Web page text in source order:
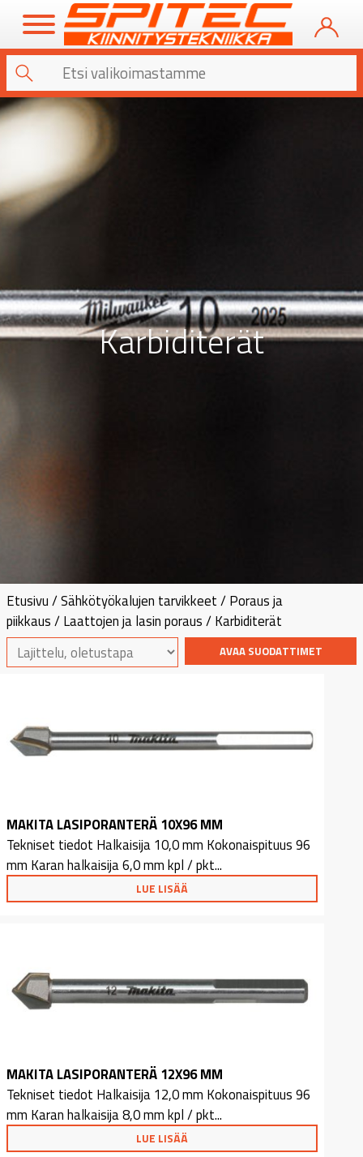
Karbiditerät
Etusivu /Sähkötyökalujen tarvikkeet / Poraus ja
piikkaus / Laattojen ja lasin poraus / Karbiditerät
AVAA SUODATTIMET
MAKITA LASIPORANTERÄ 10X96 MM
Tekniset tiedot Halkaisija 10,0 mm Kokonaispituus 96
mm Karan halkaisija 6,0 mm kpl / pkt...
LUE LISÄÄ
MAKITA LASIPORANTERÄ 12X96 MM
Tekniset tiedot Halkaisija 12,0 mm Kokonaispituus 96
mm Karan halkaisija 8,0 mm kpl / pkt...
LUE LISÄÄ